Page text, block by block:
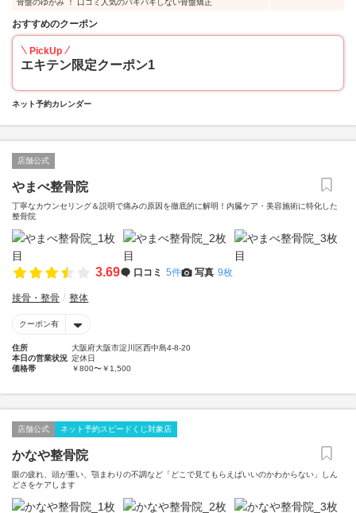
おすすめのクーポン
PickUp
エキテン限定クーポン1
ネット予約カレンダー
店舗公式
やまべ整骨院
丁寧なカウンセリング＆説明で痛みの原因を徹底的に解明！内臓ケア・美容施術に特化した
整骨院
3.69 口コミ 5件 写真 9枚
接骨・整骨 整体
クーポン有
住所
大阪府大阪市淀川区西中島4-8-20
本日の営業状況 定休日
価格帯
￥800〜￥1,500
店舗公式 ネット予約スピードくじ対象店
かなや整骨院
眼の疲れ、頭が重い、顎まわりの不調など「どこで見てもらえばいいのかわからない」しん
どさをケアします